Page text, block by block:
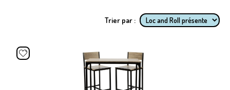
Trier par :